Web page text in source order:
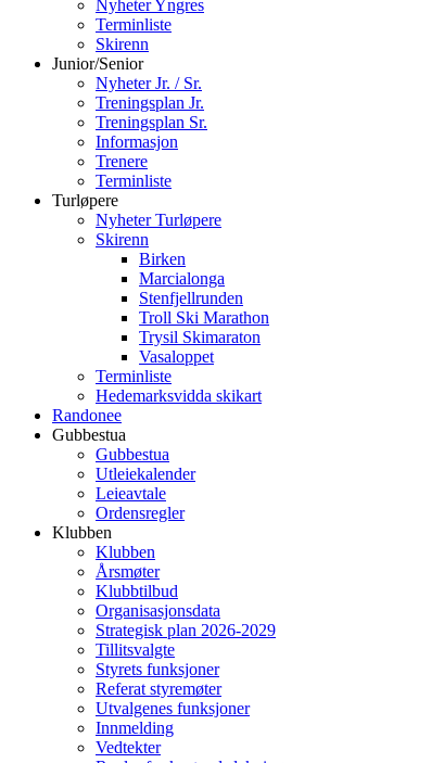
Nyheter Yngres
Terminliste
Skirenn
Junior/Senior
Nyheter Jr. / Sr.
Treningsplan Jr.
Treningsplan Sr.
Informasjon
Trenere
Terminliste
Turløpere
Nyheter Turløpere
Skirenn
Birken
Marcialonga
Stenfjellrunden
Troll Ski Marathon
Trysil Skimaraton
Vasaloppet
Terminliste
Hedemarksvidda skikart
Randonee
Gubbestua
Gubbestua
Utleiekalender
Leieavtale
Ordensregler
Klubben
Klubben
Årsmøter
Klubbtilbud
Organisasjonsdata
Strategisk plan 2026-2029
Tillitsvalgte
Styrets funksjoner
Referat styremøter
Utvalgenes funksjoner
Innmelding
Vedtekter